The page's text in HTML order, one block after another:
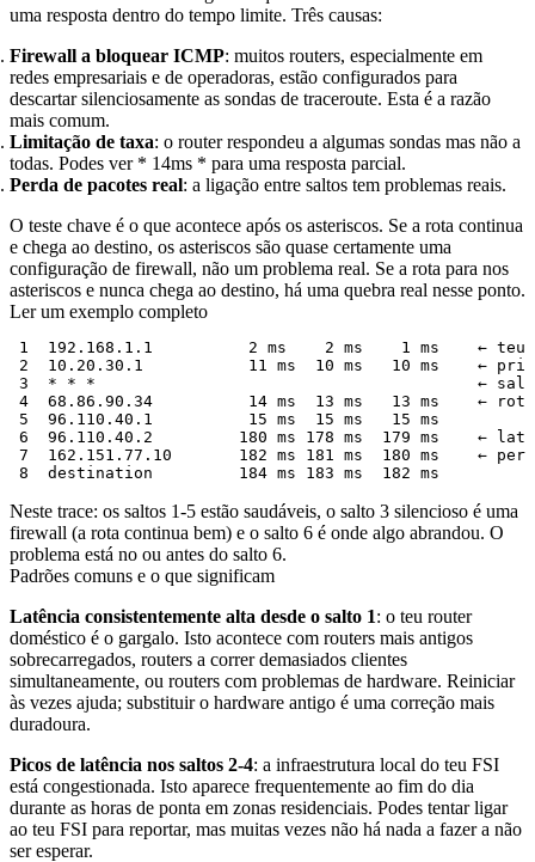
uma resposta dentro do tempo limite. Três causas:
Firewall a bloquear ICMP: muitos routers, especialmente em
redes empresariais e de operadoras, estão configurados para
descartar silenciosamente as sondas de traceroute. Esta é a razão
mais comum.
Limitação de taxa: o router respondeu a algumas sondas mas não a
todas. Podes ver * 14ms * para uma resposta parcial.
Perda de pacotes real: a ligação entre saltos tem problemas reais.
O teste chave é o que acontece após os asteriscos. Se a rota continua
e chega ao destino, os asteriscos são quase certamente uma
configuração de firewall, não um problema real. Se a rota para nos
asteriscos e nunca chega ao destino, há uma quebra real nesse ponto.
Ler um exemplo completo
1  192.168.1.1          2 ms    2 ms    1 ms    ← teu
2  10.20.30.1           11 ms  10 ms   10 ms    ←
3  * * *                                        ← salto
4  68.86.90.34          14 ms  13 ms   13 ms    ← rota
5  96.110.40.1          15 ms  15 ms   15 ms
6  96.110.40.2         180 ms 178 ms  179 ms    ←
7  162.151.77.10       182 ms 181 ms  180 ms    ←
Neste trace: os saltos 1-5 estão saudáveis, o salto 3 silencioso é uma
firewall (a rota continua bem) e o salto 6 é onde algo abrandou. O
problema está no ou antes do salto 6.
Padrões comuns e o que significam
Latência consistentemente alta desde o salto 1: o teu router
doméstico é o gargalo. Isto acontece com routers mais antigos
sobrecarregados, routers a correr demasiados clientes
simultaneamente, ou routers com problemas de hardware. Reiniciar
às vezes ajuda; substituir o hardware antigo é uma correção mais
duradoura.
Picos de latência nos saltos 2-4: a infraestrutura local do teu FSI
está congestionada. Isto aparece frequentemente ao fim do dia
durante as horas de ponta em zonas residenciais. Podes tentar ligar
ao teu FSI para reportar, mas muitas vezes não há nada a fazer a não
ser esperar.